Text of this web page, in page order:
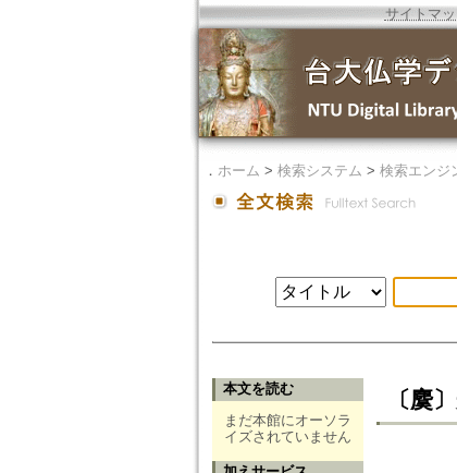
サイトマ
． ホーム > 検索システム > 検索エンジ
本文を読む
まだ本館にオーソラ
イズされていません
〔麌